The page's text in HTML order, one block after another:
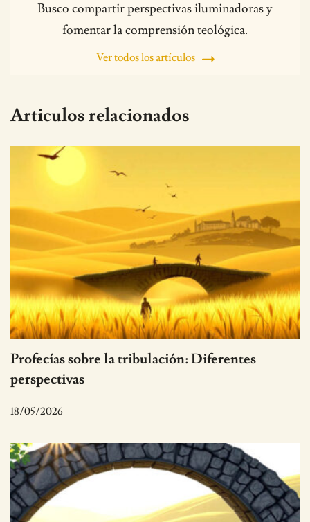
Busco compartir perspectivas iluminadoras y
fomentar la comprensión teológica.
Ver todos los artículos
Articulos relacionados
Profecías sobre la tribulación: Diferentes
perspectivas
18/05/2026